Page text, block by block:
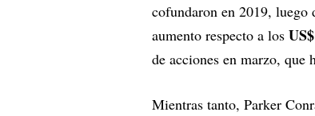
cofundaron en 2019, luego
aumento respecto a los
de acciones en marzo, que
Mientras tanto, Parker